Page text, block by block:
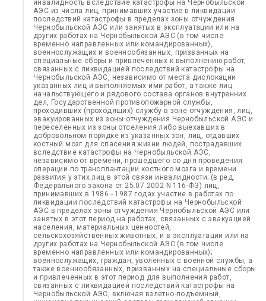
инвалидность вследствие катастрофы на Чернобыльской
АЭС из числа лиц, принимавших участие в ликвидации
последствий катастрофы в пределах зоны отчуждения
Чернобыльской АЭС или занятых в эксплуатации или на
других работах на Чернобыльской АЭС (в том числе
временно направленных или командированных),
военнослужащих и военнообязанных, призванных на
специальные сборы и привлеченных к выполнению работ,
связанных с ликвидацией последствий катастрофы на
Чернобыльской АЭС, независимо от места дислокации
указанных лиц и выполняемых ими работ, а также лиц
начальствующего и рядового состава органов внутренних
дел, Государственной противопожарной службы,
проходивших (проходящих) службу в зоне отчуждения, лиц,
эвакуированных из зоны отчуждения Чернобыльской АЭС и
переселенных из зоны отселения либо выехавших в
добровольном порядке из указанных зон, лиц, отдавших
костный мозг для спасения жизни людей, пострадавших
вследствие катастрофы на Чернобыльской АЭС,
независимо от времени, прошедшего со дня проведения
операции по трансплантации костного мозга и времени
развития у этих лиц в этой связи инвалидности; (в ред.
Федерального закона от 25.07.2002 N 116-ФЗ) лиц,
принимавших в 1986 - 1987 годах участие в работах по
ликвидации последствий катастрофы на Чернобыльской
АЭС в пределах зоны отчуждения Чернобыльской АЭС или
занятых в этот период на работах, связанных с эвакуацией
населения, материальных ценностей,
сельскохозяйственных животных, и в эксплуатации или на
других работах на Чернобыльской АЭС (в том числе
временно направленных или командированных);
военнослужащих, граждан, уволенных с военной службы, а
также военнообязанных, призванных на специальные сборы
и привлеченных в этот период для выполнения работ,
связанных с ликвидацией последствий катастрофы на
Чернобыльской АЭС, включая взлетно-подъемный,